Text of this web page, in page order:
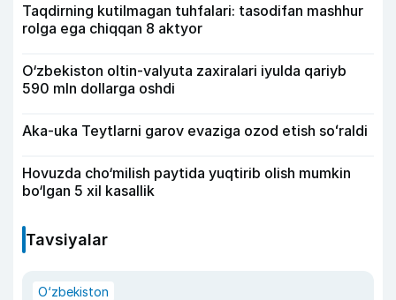
Taqdirning kutilmagan tuhfalari: tasodifan mashhur
rolga ega chiqqan 8 aktyor
O‘zbekiston oltin-valyuta zaxiralari iyulda qariyb
590 mln dollarga oshdi
Aka-uka Teytlarni garov evaziga ozod etish soʻraldi
Hovuzda cho‘milish paytida yuqtirib olish mumkin
bo‘lgan 5 xil kasallik
Tavsiyalar
O‘zbekiston